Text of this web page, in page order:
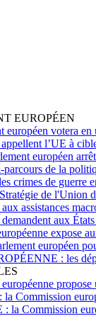
EUROPÉEN
européen votera
l’UE à
européen
de la
crimes de
de l'Union
assistances
aux
expose
européen
: les
la Commission
: la Commission